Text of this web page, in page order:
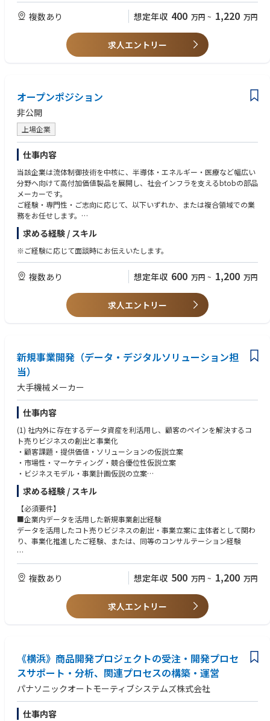
日立Astemoは独立系グローバルサプライヤーのため、世界中の自動車・
二輪車メーカーが顧客であり、常に業界の最先端の技術開発に携わること
場はグローバルに広がっています。日立製作所の研究開発機関とも密に連
携を取りながら、最先端技術の開発に取り組むことができます。また、
インの実現を通した個人と組織の継続的な成長を目標としております。個
人のニーズは、(1)各個人がキャリアを考える上でもっともと重要視してい
ること(2)ありたい姿(3)業務希望や異動希望(4)ソフトウェアスキルの情報
を元に上司と本人での「キャリア面談」を定期的に実施します。従って、
ソフトウェア事業部では、従業員一人一人が将来のキャリアを見据えて、
今の業務で何を得たいか(経験やスキル)、将来何を得たいかを踏まえ、社
会又は会社にどのように貢献できるかなどを考えながら、キャリアアップ
を行っていく事ができます。
・要求に基づくテスト仕様の設計
・複数のサーバ・ツール・ソフトを組み合わせた開発環境
・管理支援環境の業務経験
・サーバの管理経験
・CI/CDシステムの構築に関わる業務経験
複数あり 想定年収 400 万円 ~ 1,220 万円
求人エントリー
オープンポジション
非公開
上場企業
仕事内容
当該企業は流体制御技術を中核に、半導体・エネルギー・医療など幅広い
分野へ向けて高付加価値製品を展開し、社会インフラを支えるbtobの部品
メーカーです。
ご経験・専門性・ご志向に応じて、以下いずれか、または複合領域での業
務をお任せします。
■国内外営業
■調達購買
■製品設計・開発
■材料・要素技術開発
■技術企画・技術マーケティング 等
※職務内容については、面談でお伝えさせていただきますのでまずはお気
求める経験 / スキル
※ご経験に応じて面談時にお伝えいたします。
複数あり 想定年収 600 万円 ~ 1,200 万円
求人エントリー
新規事業開発（データ・デジタルソリューション担
当）
大手機械メーカー
仕事内容
(1) 社内外に存在するデータ資産を利活用し、顧客のペインを解決するコ
ト売りビジネスの創出と事業化
・顧客課題・提供価値・ソリューションの仮説立案
・市場性・マーケティング・競合優位性仮説立案
・ビジネスモデル・事業計画仮説の立案
・立案した各仮説の検証手段の構築と実証・再考、プロトタイピングの実
施
(2) データアナリティクスによるインサイト抽出
・ビジネスを成功に導くため、データの分析・活用を行い、最適なアプロ
ーチを検討
・他の新規ビジネス創出チームや事業部に対し、データ分析によるインサ
求める経験 / スキル
【必須要件】
■企業内データを活用した新規事業創出経験
データを活用したコト売りビジネスの創出・事業立案に主体者として関わ
り、事業化推進したご経験、または、同等のコンサルテーション経験
■企画発想力・仮説構築力
抽象的なビジネスアイデアを、ビジネスコンセプトまで具体化し企画書を
作成できる力
■仮説検証・実証経験
0→1の新規事業プロジェクトの概念実証・ビジネス実証を推進したご経
・社内外ステークホルダーとのプロジェクト推進経験
・高いコミュニケーション能力と協調性
【歓迎要件】
■データアナリティクス
企業内ビッグデータ分析によるインサイト抽出経験（3年程度）
複数あり 想定年収 500 万円 ~ 1,200 万円
求人エントリー
《横浜》商品開発プロジェクトの受注・開発プロセ
スサポート・分析、関連プロセスの構築・運営
パナソニックオートモーティブシステムズ株式会社
仕事内容